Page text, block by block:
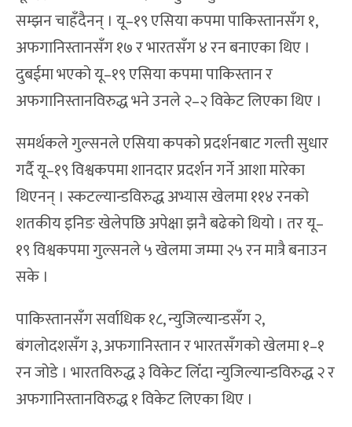
सम्झन चाहँदैनन् । यू–१९ एसिया कपमा पाकिस्तानसँग १,
अफगानिस्तानसँग १७ र भारतसँग ४ रन बनाएका थिए ।
दुबईमा भएको यू–१९ एसिया कपमा पाकिस्तान र
अफगानिस्तानविरुद्ध भने उनले २–२ विकेट लिएका थिए ।
समर्थकले गुल्सनले एसिया कपको प्रदर्शनबाट गल्ती सुधार
गर्दै यू–१९ विश्वकपमा शानदार प्रदर्शन गर्ने आशा मारेका
थिएनन् । स्कटल्यान्डविरुद्ध अभ्यास खेलमा ११४ रनको
शतकीय इनिङ खेलेपछि अपेक्षा झनै बढेको थियो । तर यू–
१९ विश्वकपमा गुल्सनले ५ खेलमा जम्मा २५ रन मात्रै बनाउन
सके ।
पाकिस्तानसँग सर्वाधिक १८, न्युजिल्यान्डसँग २,
बंगलोदशसँग ३, अफगानिस्तान र भारतसँगको खेलमा १–१
रन जोडे । भारतविरुद्ध ३ विकेट लिँदा न्युजिल्यान्डविरुद्ध २ र
अफगानिस्तानविरुद्ध १ विकेट लिएका थिए ।